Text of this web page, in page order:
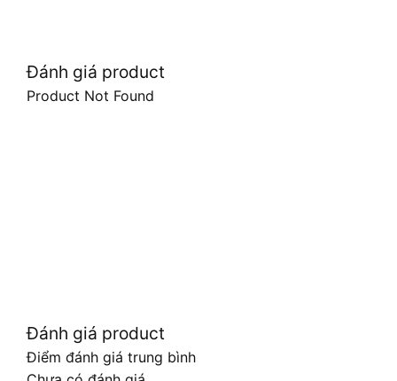
Đánh giá product
Product Not Found
Đánh giá product
Điểm đánh giá trung bình